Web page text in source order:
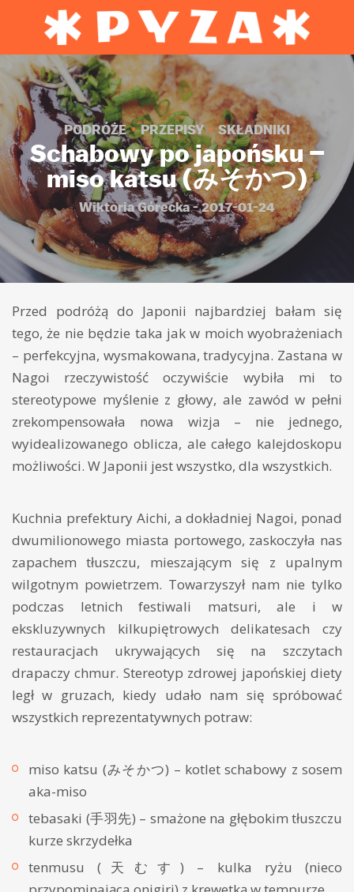
PODRÓŻE PRZEPISY SKŁADNIKI
Schabowy po japońsku –
miso katsu (みそかつ)
Wiktoria Górecka - 2017-01-24
Przed podróżą do Japonii najbardziej bałam się
tego, że nie będzie taka jak w moich wyobrażeniach
– perfekcyjna, wysmakowana, tradycyjna. Zastana w
Nagoi rzeczywistość oczywiście wybiła mi to
stereotypowe myślenie z głowy, ale zawód w pełni
zrekompensowała nowa wizja – nie jednego,
wyidealizowanego oblicza, ale całego kalejdoskopu
możliwości. W Japonii jest wszystko, dla wszystkich.
Kuchnia prefektury Aichi, a dokładniej Nagoi, ponad
dwumilionowego miasta portowego, zaskoczyła nas
zapachem tłuszczu, mieszającym się z upalnym
wilgotnym powietrzem. Towarzyszył nam nie tylko
podczas letnich festiwali matsuri, ale i w
ekskluzywnych kilkupiętrowych delikatesach czy
restauracjach ukrywających się na szczytach
drapaczy chmur. Stereotyp zdrowej japońskiej diety
legł w gruzach, kiedy udało nam się spróbować
wszystkich reprezentatywnych potraw:
miso katsu (みそかつ) – kotlet schabowy z sosem
aka-miso
tebasaki (手羽先) – smażone na głębokim tłuszczu
kurze skrzydełka
tenmusu (天むす) – kulka ryżu (nieco